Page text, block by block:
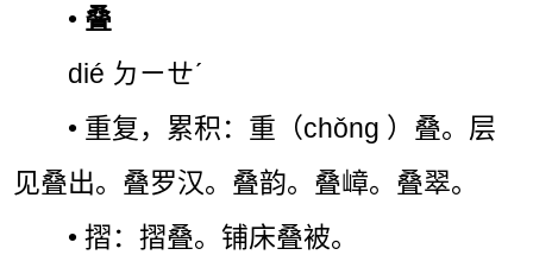
• 叠
dié ㄉㄧㄝˊ
• 重复，累积：重（chǒng ）叠。层
见叠出。叠罗汉。叠韵。叠嶂。叠翠。
• 摺：摺叠。铺床叠被。